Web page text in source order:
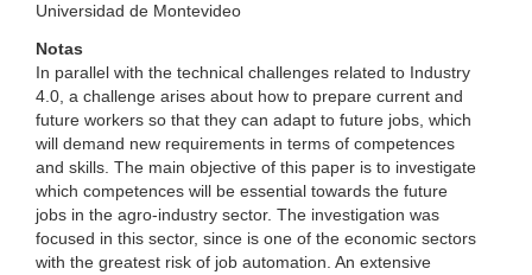
Universidad de Montevideo
Notas
In parallel with the technical challenges related to Industry
4.0, a challenge arises about how to prepare current and
future workers so that they can adapt to future jobs, which
will demand new requirements in terms of competences
and skills. The main objective of this paper is to investigate
which competences will be essential towards the future
jobs in the agro-industry sector. The investigation was
focused in this sector, since is one of the economic sectors
with the greatest risk of job automation. An extensive